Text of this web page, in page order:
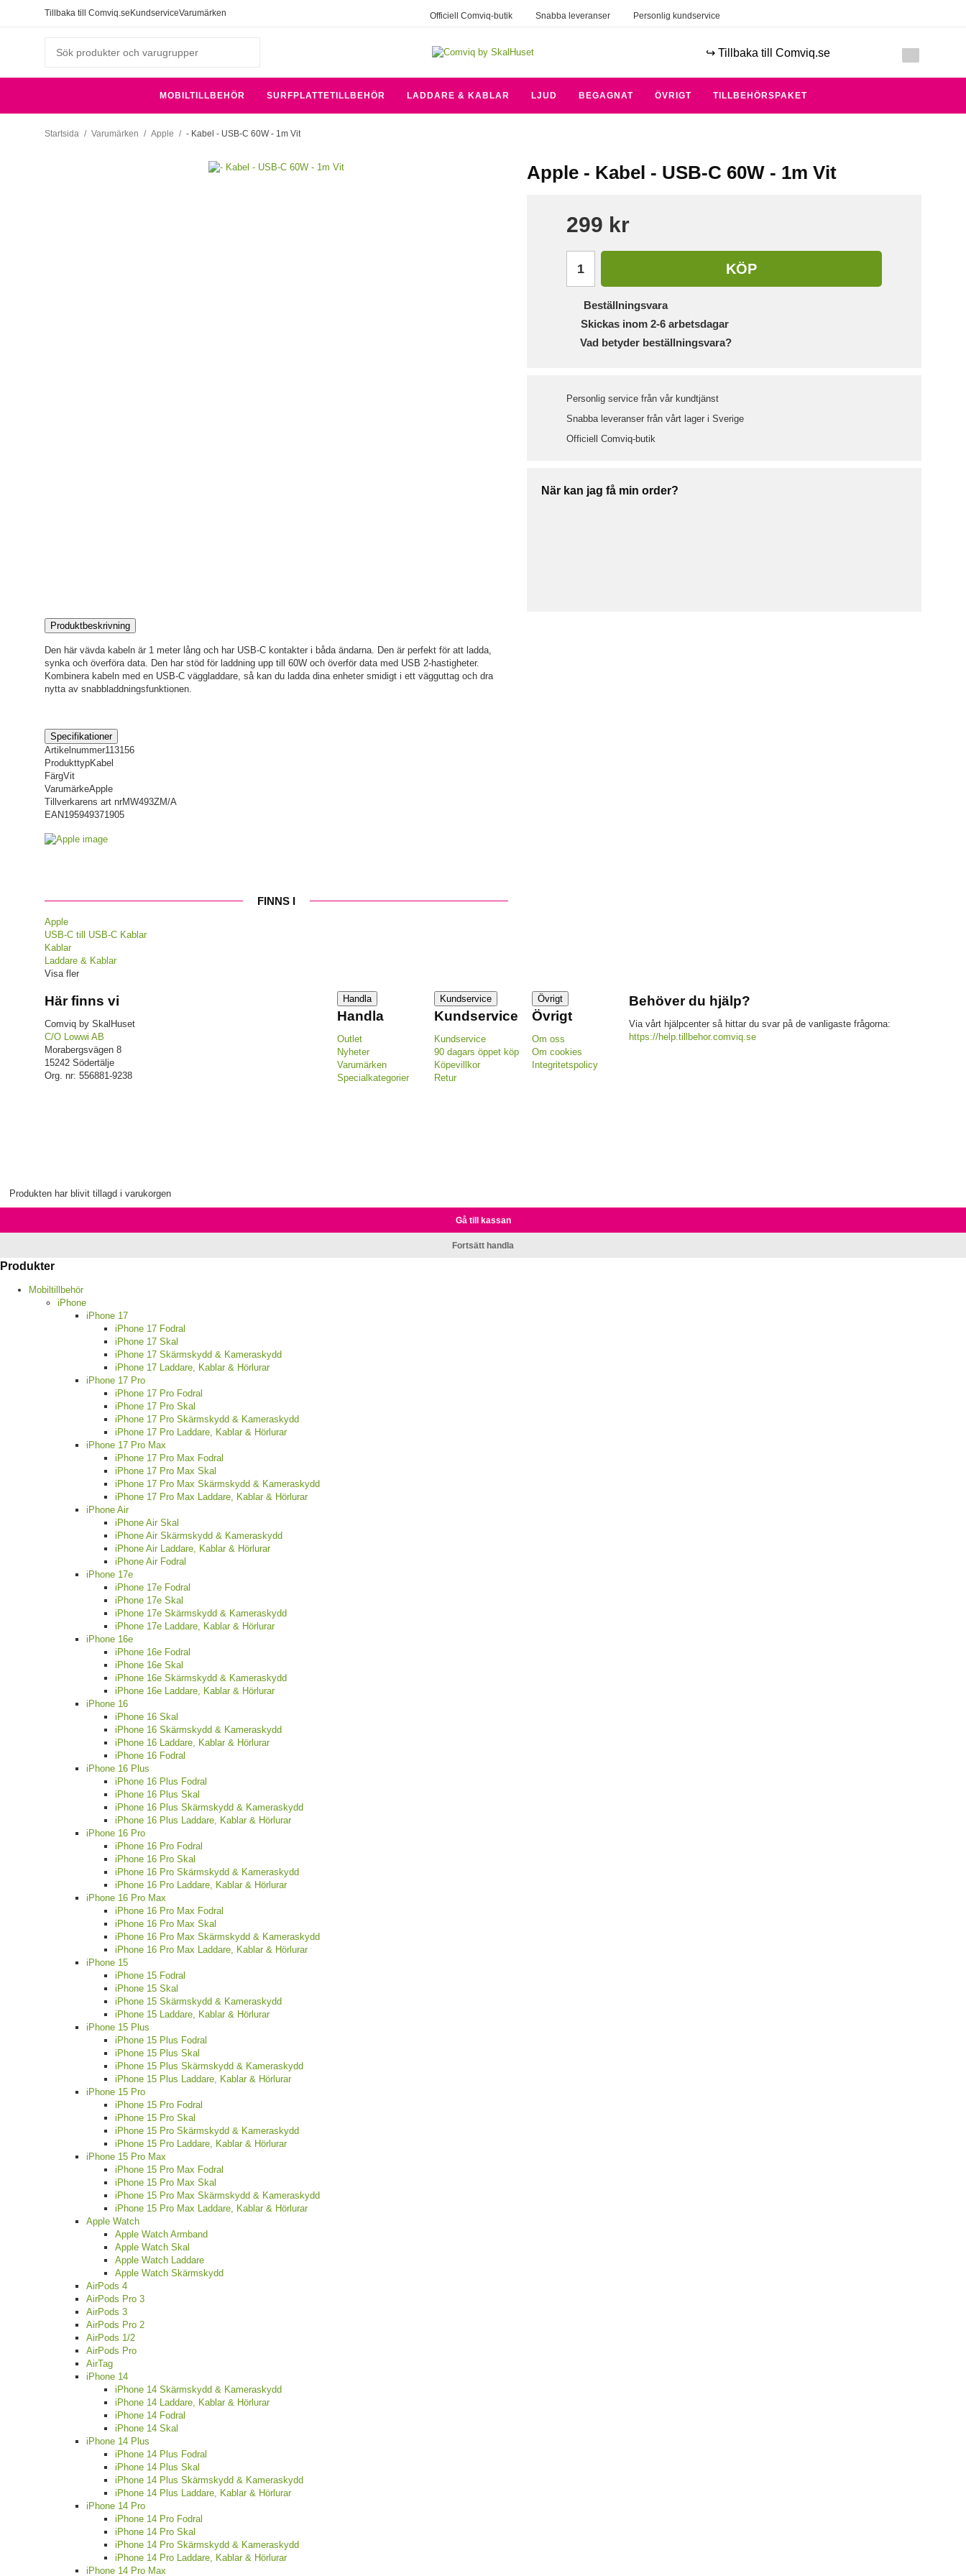
Tillbaka till Comviq.se KundserviceVarumärken Officiell Comviq-butik Snabba leveranser Personlig kundservice
↪️ Tillbaka till Comviq.se
MOBILTILLBEHÖR SURFPLATTETILLBEHÖR LADDARE & KABLAR LJUD BEGAGNAT ÖVRIGT TILLBEHÖRSPAKET
Startsida / Varumärken / Apple / - Kabel - USB-C 60W - 1m Vit
Apple - Kabel - USB-C 60W - 1m Vit
299 kr
KÖP
Beställningsvara
Skickas inom 2-6 arbetsdagar
Vad betyder beställningsvara?
Personlig service från vår kundtjänst
Snabba leveranser från vårt lager i Sverige
Officiell Comviq-butik
När kan jag få min order?
Produktbeskrivning
Den här vävda kabeln är 1 meter lång och har USB-C kontakter i båda ändarna. Den är perfekt för att ladda,
synka och överföra data. Den har stöd för laddning upp till 60W och överför data med USB 2-hastigheter.
Kombinera kabeln med en USB-C väggladdare, så kan du ladda dina enheter smidigt i ett vägguttag och dra
nytta av snabbladdningsfunktionen.
Specifikationer
Artikelnummer113156
ProdukttypKabel
FärgVit
VarumärkeApple
Tillverkarens art nrMW493ZM/A
EAN195949371905
FINNS I
Apple
USB-C till USB-C Kablar
Kablar
Laddare & Kablar
Visa fler
Här finns vi
Comviq by SkalHuset
C/O Lowwi AB
Morabergsvägen 8
15242 Södertälje
Org. nr: 556881-9238
Handla
Handla
Outlet
Nyheter
Varumärken
Specialkategorier
Kundservice
Kundservice
Kundservice
90 dagars öppet köp
Köpevillkor
Retur
Övrigt
Övrigt
Om oss
Om cookies
Integritetspolicy
Behöver du hjälp?
Via vårt hjälpcenter så hittar du svar på de vanligaste frågorna:
https://help.tillbehor.comviq.se
Produkten har blivit tillagd i varukorgen
Gå till kassan
Fortsätt handla
Produkter
Mobiltillbehör
iPhone
iPhone 17
iPhone 17 Fodral
iPhone 17 Skal
iPhone 17 Skärmskydd & Kameraskydd
iPhone 17 Laddare, Kablar & Hörlurar
iPhone 17 Pro
iPhone 17 Pro Fodral
iPhone 17 Pro Skal
iPhone 17 Pro Skärmskydd & Kameraskydd
iPhone 17 Pro Laddare, Kablar & Hörlurar
iPhone 17 Pro Max
iPhone 17 Pro Max Fodral
iPhone 17 Pro Max Skal
iPhone 17 Pro Max Skärmskydd & Kameraskydd
iPhone 17 Pro Max Laddare, Kablar & Hörlurar
iPhone Air
iPhone Air Skal
iPhone Air Skärmskydd & Kameraskydd
iPhone Air Laddare, Kablar & Hörlurar
iPhone Air Fodral
iPhone 17e
iPhone 17e Fodral
iPhone 17e Skal
iPhone 17e Skärmskydd & Kameraskydd
iPhone 17e Laddare, Kablar & Hörlurar
iPhone 16e
iPhone 16e Fodral
iPhone 16e Skal
iPhone 16e Skärmskydd & Kameraskydd
iPhone 16e Laddare, Kablar & Hörlurar
iPhone 16
iPhone 16 Skal
iPhone 16 Skärmskydd & Kameraskydd
iPhone 16 Laddare, Kablar & Hörlurar
iPhone 16 Fodral
iPhone 16 Plus
iPhone 16 Plus Fodral
iPhone 16 Plus Skal
iPhone 16 Plus Skärmskydd & Kameraskydd
iPhone 16 Plus Laddare, Kablar & Hörlurar
iPhone 16 Pro
iPhone 16 Pro Fodral
iPhone 16 Pro Skal
iPhone 16 Pro Skärmskydd & Kameraskydd
iPhone 16 Pro Laddare, Kablar & Hörlurar
iPhone 16 Pro Max
iPhone 16 Pro Max Fodral
iPhone 16 Pro Max Skal
iPhone 16 Pro Max Skärmskydd & Kameraskydd
iPhone 16 Pro Max Laddare, Kablar & Hörlurar
iPhone 15
iPhone 15 Fodral
iPhone 15 Skal
iPhone 15 Skärmskydd & Kameraskydd
iPhone 15 Laddare, Kablar & Hörlurar
iPhone 15 Plus
iPhone 15 Plus Fodral
iPhone 15 Plus Skal
iPhone 15 Plus Skärmskydd & Kameraskydd
iPhone 15 Plus Laddare, Kablar & Hörlurar
iPhone 15 Pro
iPhone 15 Pro Fodral
iPhone 15 Pro Skal
iPhone 15 Pro Skärmskydd & Kameraskydd
iPhone 15 Pro Laddare, Kablar & Hörlurar
iPhone 15 Pro Max
iPhone 15 Pro Max Fodral
iPhone 15 Pro Max Skal
iPhone 15 Pro Max Skärmskydd & Kameraskydd
iPhone 15 Pro Max Laddare, Kablar & Hörlurar
Apple Watch
Apple Watch Armband
Apple Watch Skal
Apple Watch Laddare
Apple Watch Skärmskydd
AirPods 4
AirPods Pro 3
AirPods 3
AirPods Pro 2
AirPods 1/2
AirPods Pro
AirTag
iPhone 14
iPhone 14 Skärmskydd & Kameraskydd
iPhone 14 Laddare, Kablar & Hörlurar
iPhone 14 Fodral
iPhone 14 Skal
iPhone 14 Plus
iPhone 14 Plus Fodral
iPhone 14 Plus Skal
iPhone 14 Plus Skärmskydd & Kameraskydd
iPhone 14 Plus Laddare, Kablar & Hörlurar
iPhone 14 Pro
iPhone 14 Pro Fodral
iPhone 14 Pro Skal
iPhone 14 Pro Skärmskydd & Kameraskydd
iPhone 14 Pro Laddare, Kablar & Hörlurar
iPhone 14 Pro Max